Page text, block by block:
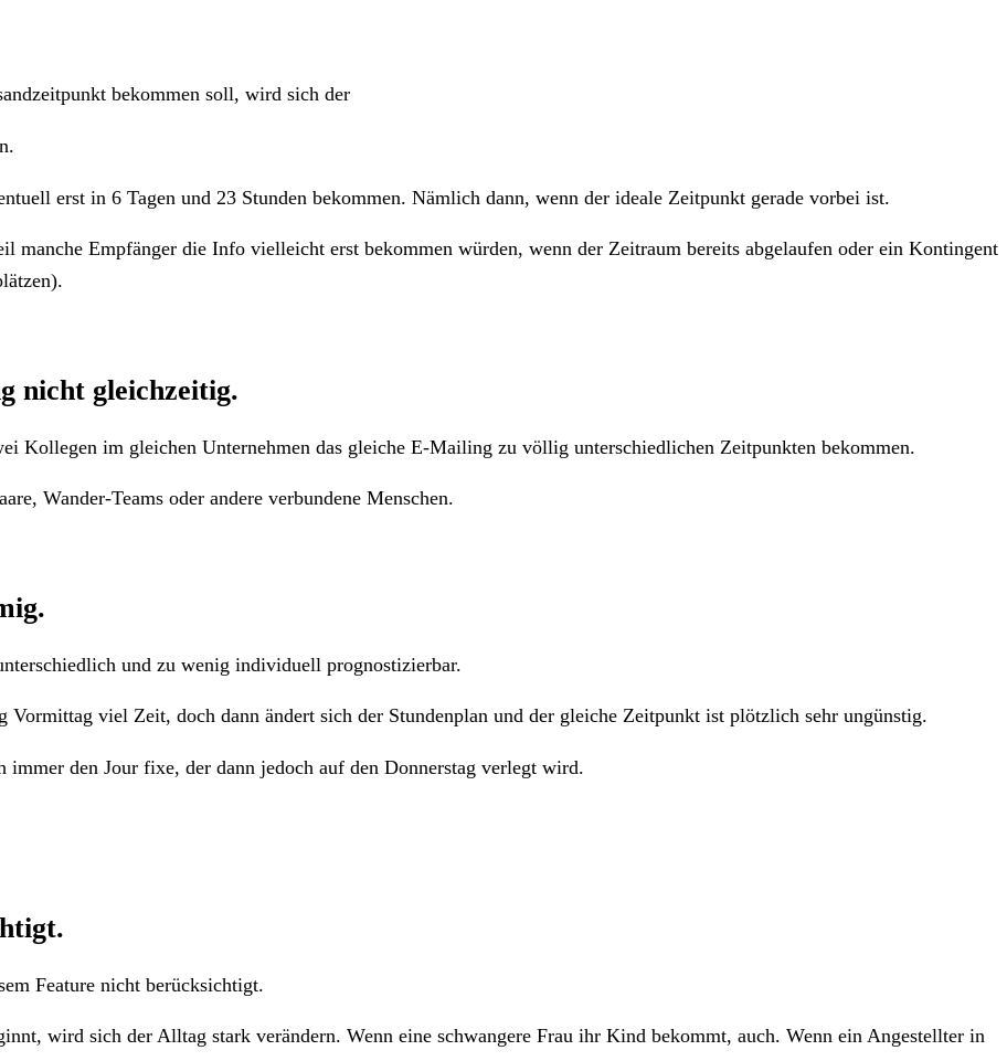
bekommen soll, wird sich der
erst in 6 Tagen und 23 Stunden bekommen. Nämlich dann, wenn der ideale Zeitpunkt gerade vorbei ist.
Empfänger die Info vielleicht erst bekommen würden, wenn der Zeitraum bereits abgelaufen oder ein Kontingent
nicht gleichzeitig.
Kollegen im gleichen Unternehmen das gleiche E-Mailing zu völlig unterschiedlichen Zeitpunkten bekommen.
Wander-Teams oder andere verbundene Menschen.
und zu wenig individuell prognostizierbar.
viel Zeit, doch dann ändert sich der Stundenplan und der gleiche Zeitpunkt ist plötzlich sehr ungünstig.
den Jour fixe, der dann jedoch auf den Donnerstag verlegt wird.
Feature nicht berücksichtigt.
wird sich der Alltag stark verändern. Wenn eine schwangere Frau ihr Kind bekommt, auch. Wenn ein Angestellter in